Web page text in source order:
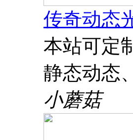
传奇动态
本站可定
静态动态
小蘑菇